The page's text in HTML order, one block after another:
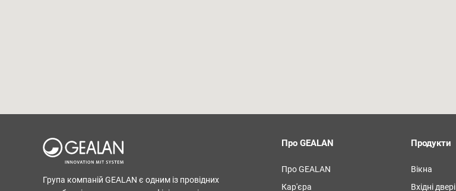
Група компаній GEALAN є одним із провідних
Про GEALAN
Про GEALAN
Кар'єра
Продукти
Вікна
Вхідні двері